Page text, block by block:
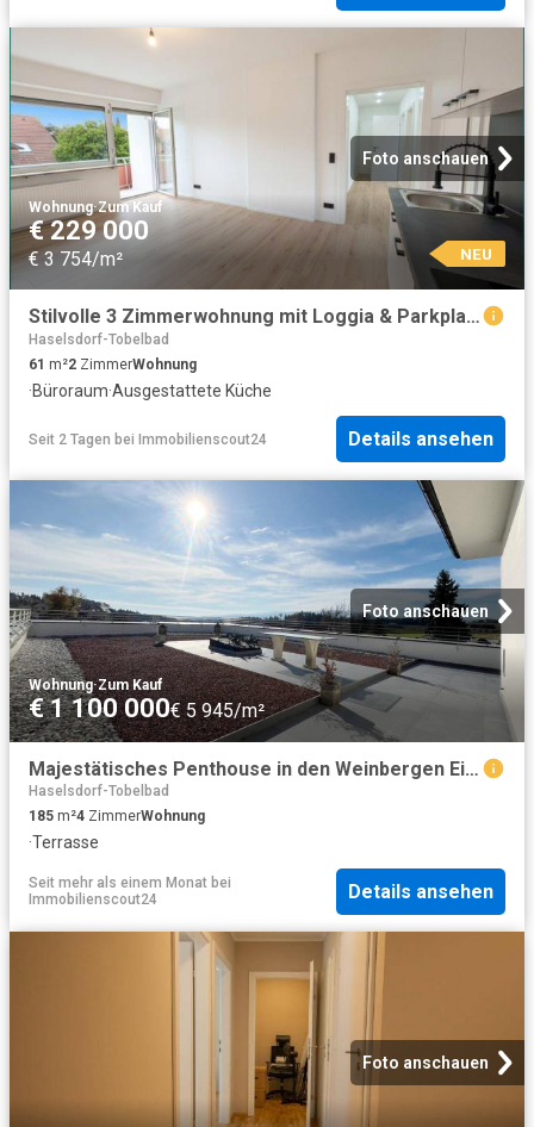
Foto anschauen
Wohnung·Zum Kauf
€ 229 000
€ 3 754/m² NEU
Stilvolle 3 Zimmerwohnung mit Loggia & Parkplatz in Kalsdorfer Ruhelage!
Haselsdorf-Tobelbad
61 m²2 ZimmerWohnung
·Büroraum·Ausgestattete Küche
Seit 2 Tagen bei Immobilienscout24 Details ansehen
Foto anschauen
Wohnung·Zum Kauf
€ 1 100 000€ 5 945/m²
Majestätisches Penthouse in den Weinbergen Ein exklusives Refugium mit unvergleichlichem Panorama in 8113 Sankt Bartholomä!
Haselsdorf-Tobelbad
185 m²4 ZimmerWohnung
·Terrasse
Seit mehr als einem Monat bei
Immobilienscout24
Details ansehen
Foto anschauen